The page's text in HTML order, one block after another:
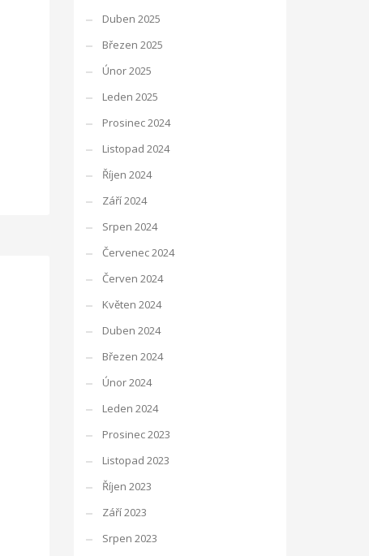
Duben 2025
Březen 2025
Únor 2025
Leden 2025
Prosinec 2024
Listopad 2024
Říjen 2024
Září 2024
Srpen 2024
Červenec 2024
Červen 2024
Květen 2024
Duben 2024
Březen 2024
Únor 2024
Leden 2024
Prosinec 2023
Listopad 2023
Říjen 2023
Září 2023
Srpen 2023